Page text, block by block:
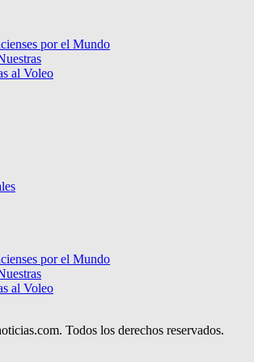
por el Mundo
al Voleo
por el Mundo
al Voleo
Todos los derechos reservados.